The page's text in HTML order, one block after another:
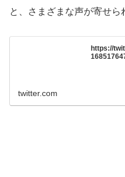
と、さまざまな声が寄せら
https://
twitter.com